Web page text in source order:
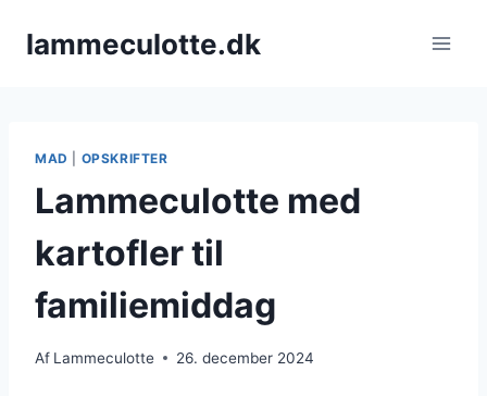
lammeculotte.dk
MAD OPSKRIFTER
Lammeculotte med
kartofler til
familiemiddag
Af Lammeculotte 26. december 2024